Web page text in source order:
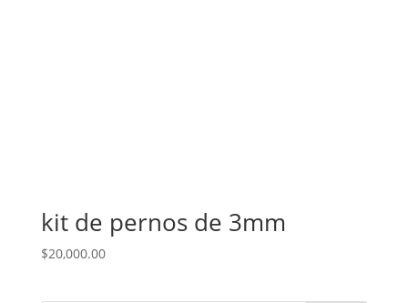
kit de pernos de 3mm
$20,000.00